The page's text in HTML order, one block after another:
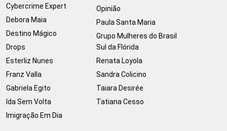
Cybercrime Expert
Debora Maia
Destino Mágico
Drops
Esterliz Nunes
Franz Valla
Gabriela Egito
Ida Sem Volta
Imigração Em Dia
Opinião
Paula Santa Maria
Grupo Mulheres do Brasil
Sul da Flórida
Renata Loyola
Sandra Colicino
Taiara Desirée
Tatiana Cesso